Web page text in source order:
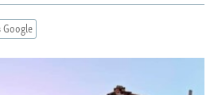
Google